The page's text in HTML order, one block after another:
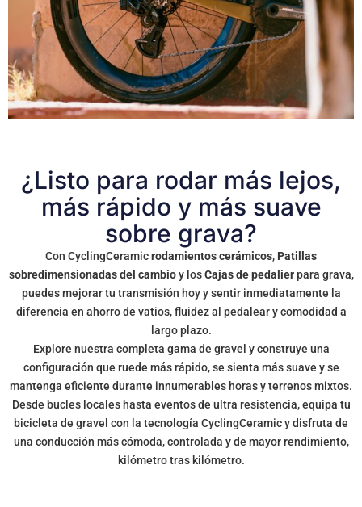
¿Listo para rodar más lejos,
más rápido y más suave
sobre grava?
Con CyclingCeramicrodamientos cerámicos, Patillas
sobredimensionadas del cambioy losCajas de pedalierpara grava,
puedes mejorar tu transmisión hoy y sentir inmediatamente la
diferencia en ahorro de vatios, fluidez al pedalear y comodidad a
largo plazo.
Explore nuestra completa gama de gravel y construye una
configuración que ruede más rápido, se sienta más suave y se
mantenga eficiente durante innumerables horas y terrenos mixtos.
Desde bucles locales hasta eventos de ultra resistencia, equipa tu
bicicleta de gravel con la tecnología CyclingCeramic y disfruta de
una conducción más cómoda, controlada y de mayor rendimiento,
kilómetro tras kilómetro.